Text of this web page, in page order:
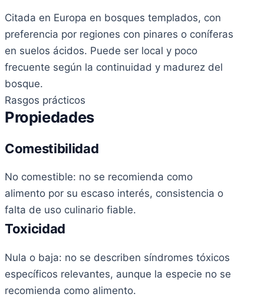
Citada en Europa en bosques templados, con
preferencia por regiones con pinares o coníferas
en suelos ácidos. Puede ser local y poco
frecuente según la continuidad y madurez del
bosque.
Rasgos prácticos
Propiedades
Comestibilidad
No comestible: no se recomienda como
alimento por su escaso interés, consistencia o
falta de uso culinario fiable.
Toxicidad
Nula o baja: no se describen síndromes tóxicos
específicos relevantes, aunque la especie no se
recomienda como alimento.